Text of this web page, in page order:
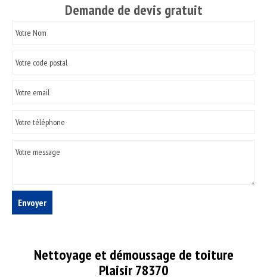
Demande de devis gratuit
Nettoyage et démoussage de toiture
Plaisir 78370